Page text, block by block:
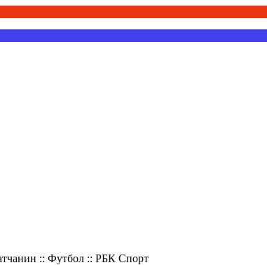
:: Футбол :: РБК Спорт